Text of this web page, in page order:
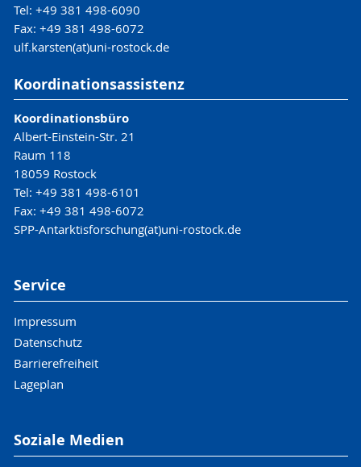
Tel: +49 381 498-6090
Fax: +49 381 498-6072
ulf.karsten(at)uni-rostock.de
Koordinationsassistenz
Koordinationsbüro
Albert-Einstein-Str. 21
Raum 118
18059 Rostock
Tel: +49 381 498-6101
Fax: +49 381 498-6072
SPP-Antarktisforschung(at)uni-rostock.de
Service
Impressum
Datenschutz
Barrierefreiheit
Lageplan
Soziale Medien